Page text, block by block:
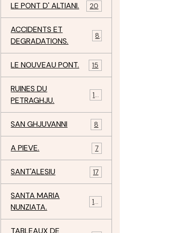
LE PONT D' ALTIANI. 20
ACCIDENTS ET
DEGRADATIONS.
8
LE NOUVEAU PONT. 15
RUINES DU
PETRAGHJU.
12
SAN GHJUVANNI 8
A PIEVE. 7
SANT'ALESIU 17
SANTA MARIA
NUNZIATA.
10
TABLEAUX DE